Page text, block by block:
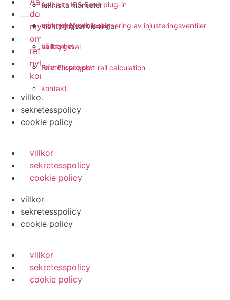
tekniska manualer
monteringsanvisningar
Aalberts IPS Revit plug-in
verktyg för dimensionering av injusteringsventiler
verktygsval
Fast Fix support rail calculation
människor och kultur
hållbarhet
referensprojekt
kontakt
dokumentation
my IPS
om oss
referensprojekt
nyheter
kontakt
villkor
sekretesspolicy
cookie policy
villkor
sekretesspolicy
cookie policy
villkor
sekretesspolicy
cookie policy
villkor
sekretesspolicy
cookie policy